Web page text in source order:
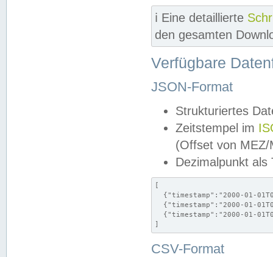
ℹ️ Eine detaillierte
den gesamten
Verfügbare
JSON-Format
Strukturiertes
Zeitstempel im
(Offset von MEZ/
Dezimalpunkt als
[
{"timestamp":"2000-01-
{"timestamp":"2000-01-
{"timestamp":"2000-01-
]
CSV-Format